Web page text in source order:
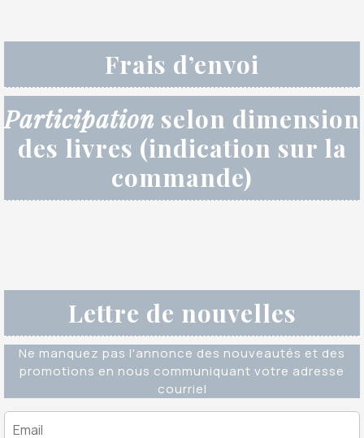
Frais d’envoi
Participation selon dimension
des livres (indication sur la
commande)
Lettre de nouvelles
Ne manquez pas l'annonce des nouveautés et des
promotions en nous communiquant votre adresse
courriel